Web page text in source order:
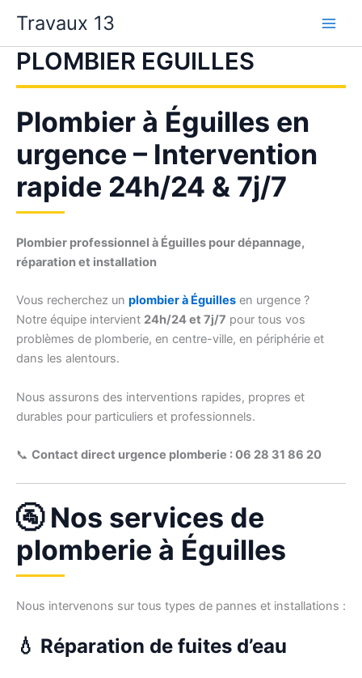
contenu
Travaux 13
PLOMBIER EGUILLES
Plombier à Éguilles en
urgence – Intervention
rapide 24h/24 & 7j/7
Plombier professionnel à Éguilles pour dépannage,
réparation et installation
Vous recherchez un plombier à Éguilles en urgence ?
Notre équipe intervient 24h/24 et 7j/7 pour tous vos
problèmes de plomberie, en centre-ville, en périphérie et
dans les alentours.
Nous assurons des interventions rapides, propres et
durables pour particuliers et professionnels.
📞 Contact direct urgence plomberie : 06 28 31 86 20
🚰 Nos services de
plomberie à Éguilles
Nous intervenons sur tous types de pannes et installations :
💧 Réparation de fuites d’eau